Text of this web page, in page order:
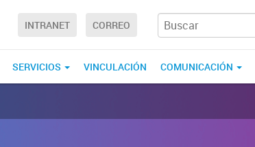
INTRANET CORREO
SERVICIOS VINCULACIÓN COMUNICACIÓN